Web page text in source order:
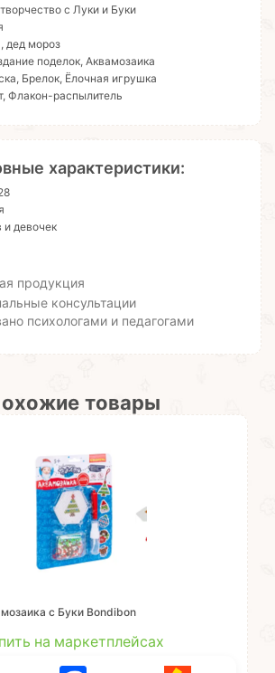
с Луки и Буки
дед мороз
поделок, Аквамозаика
Брелок, Ёлочная игрушка
Флакон-распылитель
характеристики:
и девочек
продукция
консультации
психологами и педагогами
товары
с Буки Bondibon
на маркетплейсах